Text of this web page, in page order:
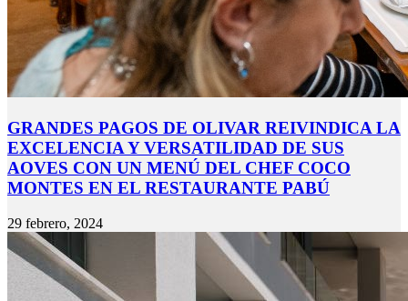
GRANDES PAGOS DE OLIVAR REIVINDICA LA
EXCELENCIA Y VERSATILIDAD DE SUS
AOVES CON UN MENÚ DEL CHEF COCO
MONTES EN EL RESTAURANTE PABÚ
29 febrero, 2024